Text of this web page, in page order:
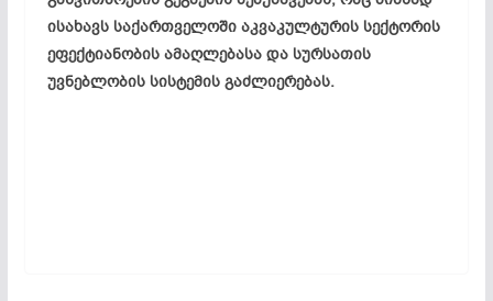
ისახავს საქართველოში აკვაკულტურის სექტორის
ეფექტიანობის ამაღლებასა და სურსათის
უვნებლობის სისტემის გაძლიერებას.